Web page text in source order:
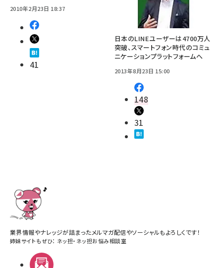
2010年2月23日 18:37
41
日本のLINEユーザーは4700万人
突破、スマートフォン時代のコミュ
ニケーションプラットフォームへ
2013年8月23日 15:00
148
31
業界情報やナレッジが詰まったメルマガ配信やソーシャルもよろしくです！
姉妹サイトもぜひ： ネッ担・ ネッ担お悩み相談室